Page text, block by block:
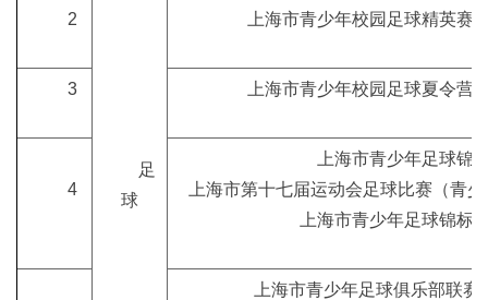
足
球
2 上海市青少年校园足球精英赛
3 上海市青少年校园足球夏令营
4
上海市青少年足球锦
上海市第十七届运动会足球比赛（青
上海市青少年足球锦标
上海市青少年足球俱乐部联